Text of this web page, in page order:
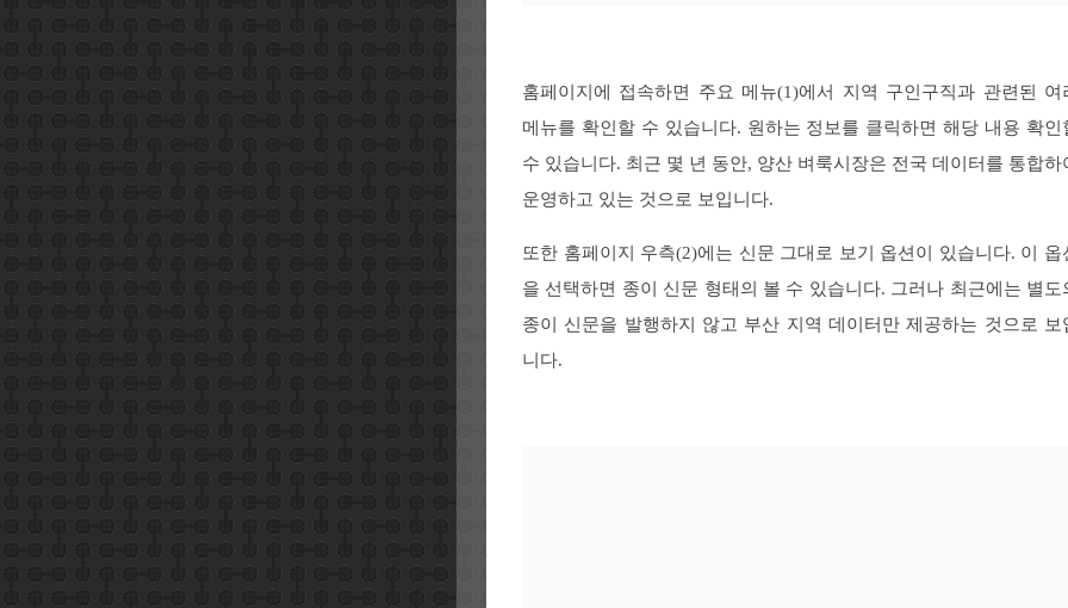
홈페이지에 접속하면 주요 메뉴(1)에서 지역 구인구직과 관련된 여
메뉴를 확인할 수 있습니다. 원하는 정보를 클릭하면 해당 내용 확인
수 있습니다. 최근 몇 년 동안, 양산 벼룩시장은 전국 데이터를 통합하
운영하고 있는 것으로 보입니다.
또한 홈페이지 우측(2)에는 신문 그대로 보기 옵션이 있습니다. 이 옵
을 선택하면 종이 신문 형태의 볼 수 있습니다. 그러나 최근에는 별도
종이 신문을 발행하지 않고 부산 지역 데이터만 제공하는 것으로 보
니다.